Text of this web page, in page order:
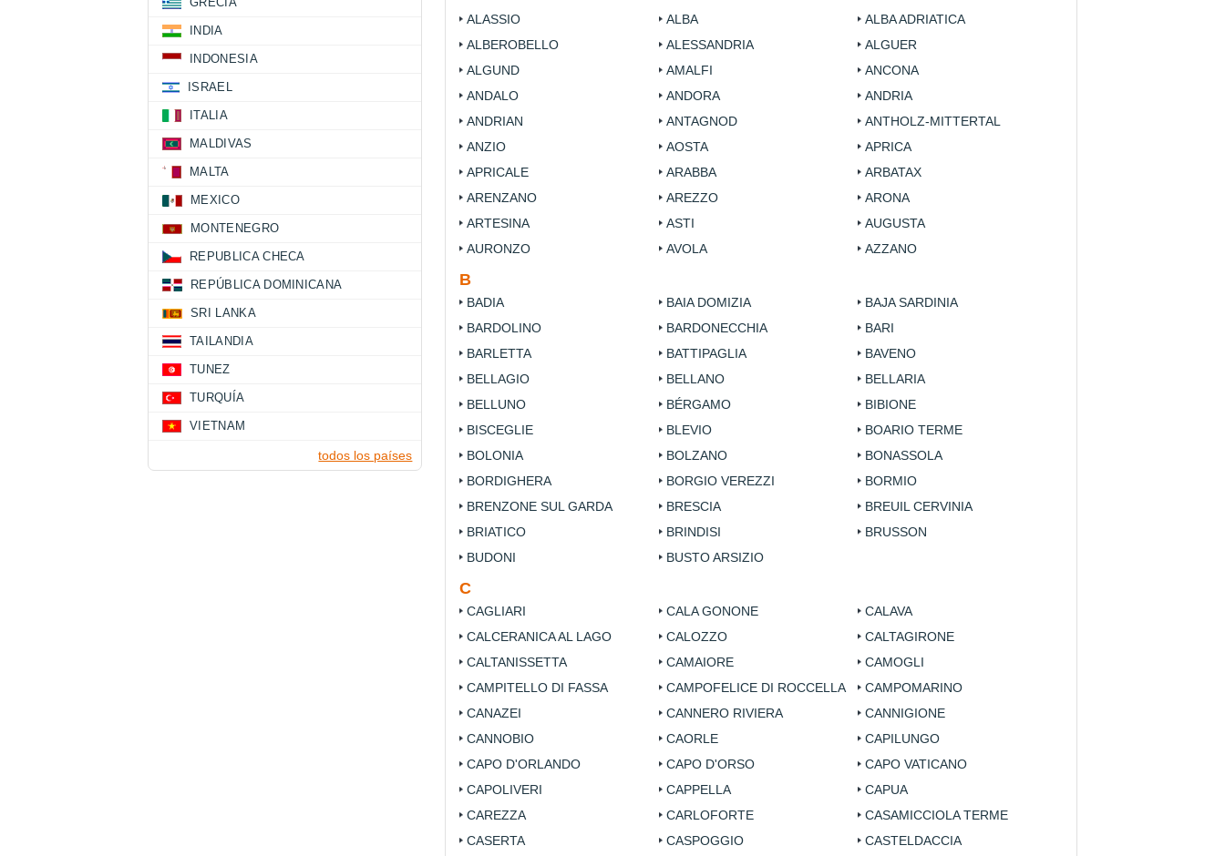
ALASSIO
ALBA
ALBA ADRIATICA
ALBEROBELLO
ALESSANDRIA
ALGUER
ALGUND
AMALFI
ANCONA
ANDALO
ANDORA
ANDRIA
ANDRIAN
ANTAGNOD
ANTHOLZ-MITTERTAL
ANZIO
AOSTA
APRICA
APRICALE
ARABBA
ARBATAX
ARENZANO
AREZZO
ARONA
ARTESINA
ASTI
AUGUSTA
AURONZO
AVOLA AZZANO
B
BADIA BAIA DOMIZIA
BAJA SARDINIA
BARDOLINO
BARDONECCHIA
BARI
BARLETTA
BATTIPAGLIA
BAVENO
BELLAGIO
BELLANO
BELLARIA
BELLUNO
BÉRGAMO
BIBIONE
BISCEGLIE
BLEVIO
BOARIO TERME
BOLONIA
BOLZANO
BONASSOLA
BORDIGHERA
BORGIO VEREZZI
BORMIO
BRENZONE SUL GARDA
BRESCIA
BREUIL CERVINIA
BRIATICO
BRINDISI
BRUSSON
BUDONI
BUSTO ARSIZIO
C
CAGLIARI CALA GONONE
CALAVA
CALCERANICA AL LAGO
CALOZZO
CALTAGIRONE
CALTANISSETTA
CAMAIORE
CAMOGLI
CAMPITELLO DI FASSA
CAMPOFELICE DI ROCCELLA
CAMPOMARINO
CANAZEI
CANNERO RIVIERA
CANNIGIONE
CANNOBIO
CAORLE
CAPILUNGO
CAPO D'ORLANDO
CAPO D'ORSO
CAPO VATICANO
CAPOLIVERI
CAPPELLA
CAPUA
CAREZZA
CARLOFORTE
CASAMICCIOLA TERME
CASERTA
CASPOGGIO
CASTELDACCIA
INDIA
INDONESIA
ISRAEL
ITALIA
MALDIVAS
MALTA
MEXICO
MONTENEGRO
REPUBLICA CHECA
REPÚBLICA DOMINICANA
SRI LANKA
TAILANDIA
TUNEZ
TURQUÍA
VIETNAM
todos los países